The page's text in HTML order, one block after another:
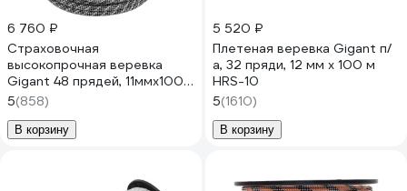
6 760 ₽
Страховочная
высокопрочная веревка
Gigant 48 прядей, 11ммх100м
HRS-04
5(858)
В корзину
5 520 ₽
Плетеная веревка Gigant п/
а, 32 пряди, 12 мм х 100 м
HRS-10
5(1610)
В корзину